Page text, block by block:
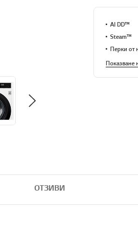
AI DD™
Steam™
Перки от
Показване
ОТЗИВИ